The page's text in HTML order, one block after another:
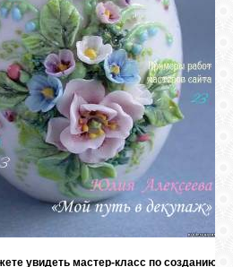
увидеть мастер-класс по созданию